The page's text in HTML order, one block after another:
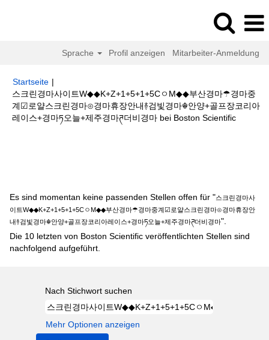
Sprache Profil anzeigen Mitarbeiter-Anmeldung
Startseite |
스크린경마사이트W◆◆K+Z+1+5+1+5CㅇM◆◆부산경마☂경마중
계☑로얄스크린경마⊙경마휴장안내࿈검빛경마☬안양+골프장코리아
레이스+경마ཏ오늘+제주경마ཊ더비경마 bei Boston Scientific(aktuelle
Es sind momentan keine passenden Stellen offen für "스크린경마사
이트W◆◆K+Z+1+5+1+5CㅇM◆◆부산경마☂경마중계☑로얄스크린경마⊙경마휴장안
내࿈검빛경마☬안양+골프장코리아레이스+경마ཏ오늘+제주경마ཊ더비경마".
Die 10 letzten von Boston Scientific veröffentlichten Stellen sind
nachfolgend aufgeführt.
Nach Stichwort suchen
Mehr Optionen anzeigen